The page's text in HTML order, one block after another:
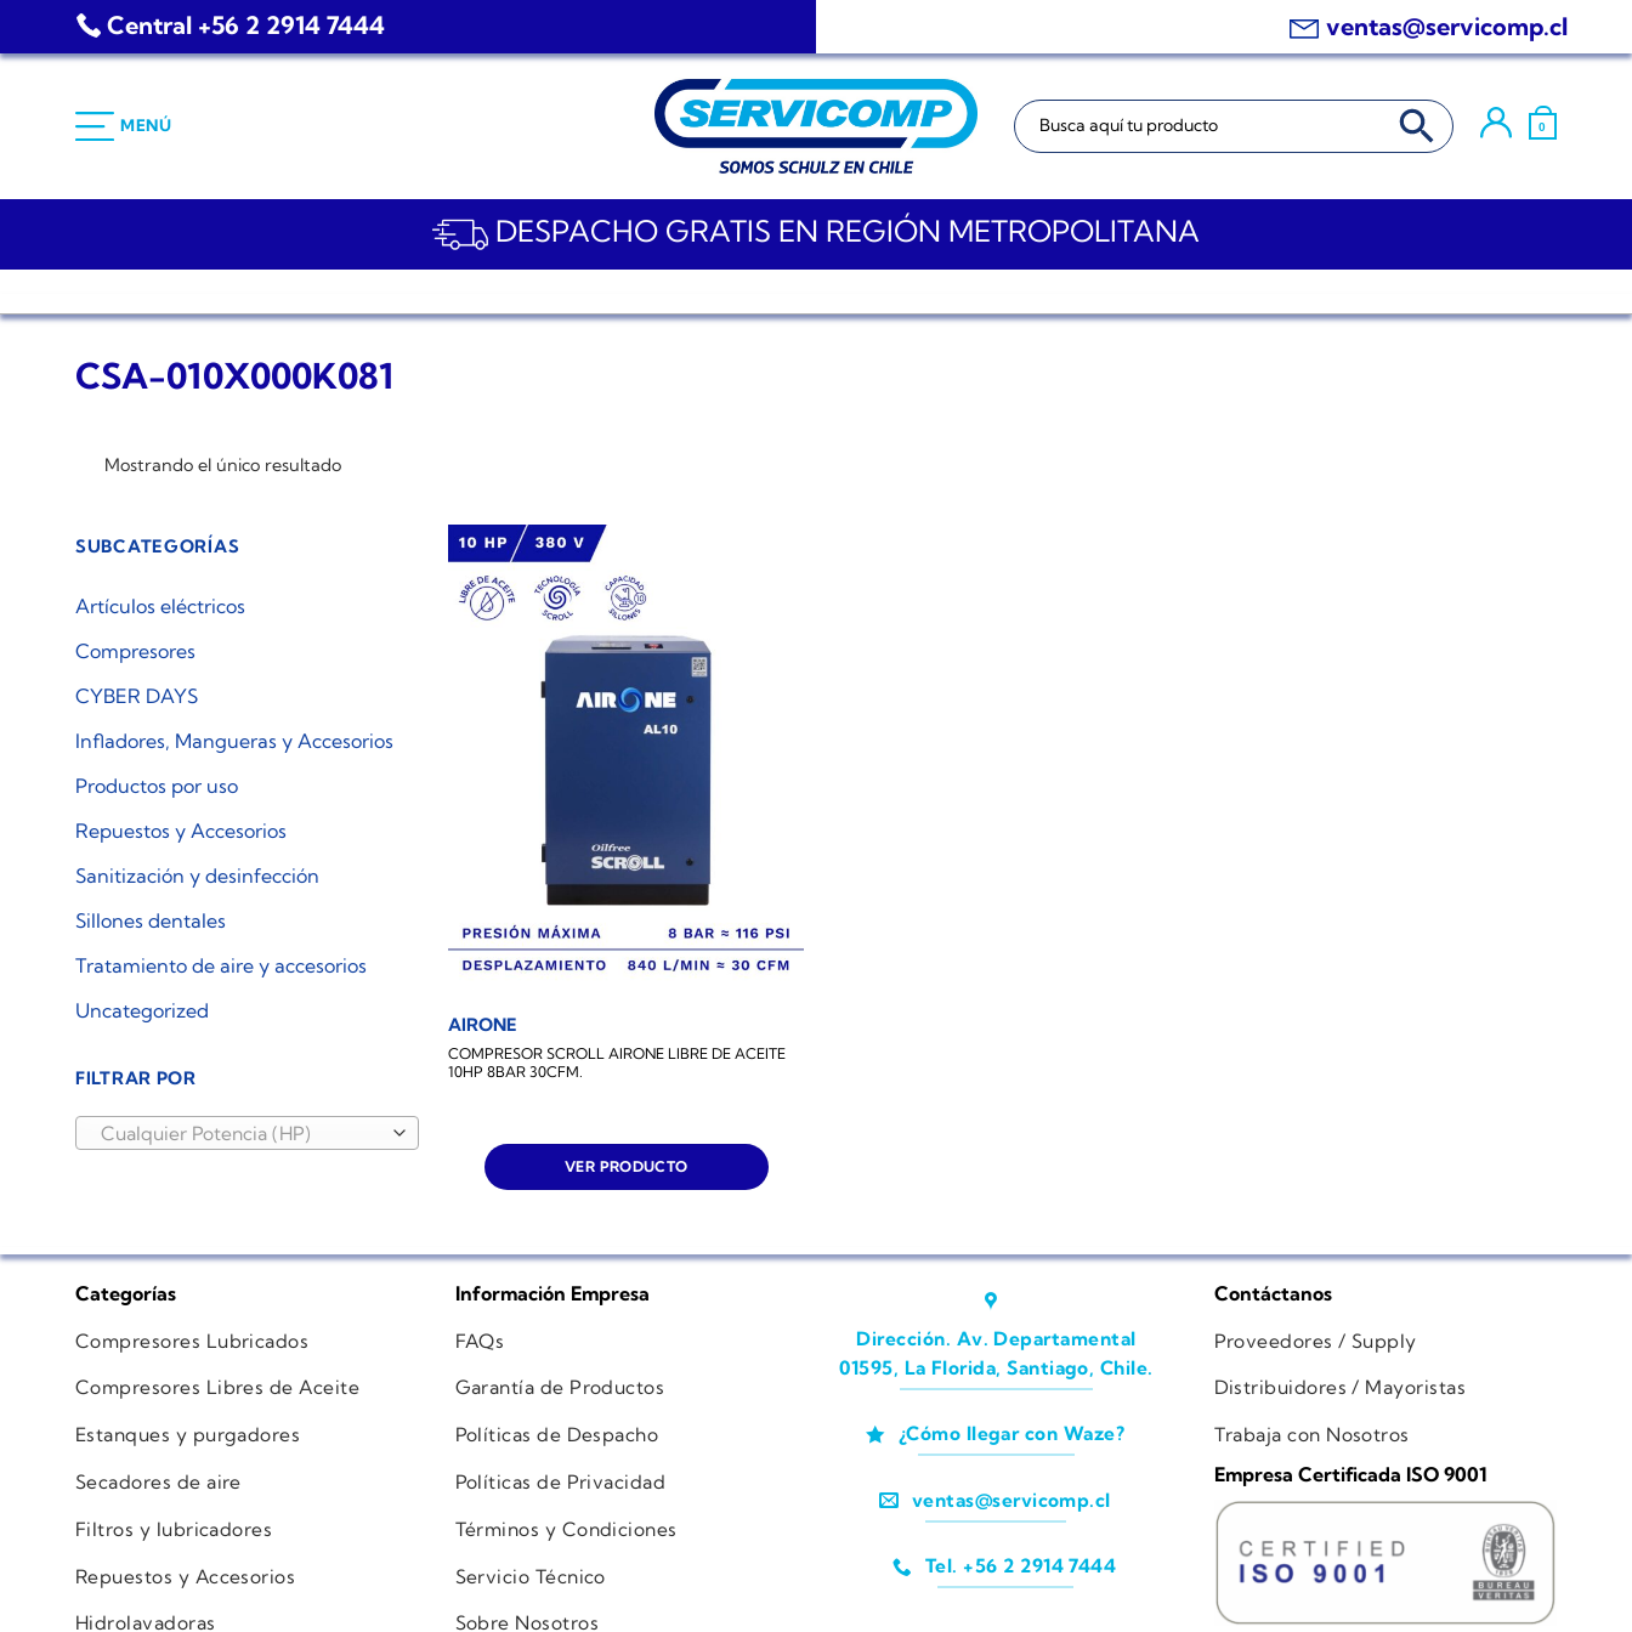
Central +56 2 2914 7444 ventas@servicomp.cl
MENÚ
Buscar: BOTÓN DE BÚSQUEDA
0
DESPACHO GRATIS EN REGIÓN METROPOLITANA
CSA-010X000K081
Mostrando el único resultado
SUBCATEGORÍAS
Artículos eléctricos
Compresores
CYBER DAYS
Infladores, Mangueras y Accesorios
Productos por uso
Repuestos y Accesorios
Sanitización y desinfección
Sillones dentales
Tratamiento de aire y accesorios
Uncategorized
FILTRAR POR
Cualquier Potencia (HP)
AIRONE
COMPRESOR SCROLL AIRONE LIBRE DE ACEITE
10HP 8BAR 30CFM.
VER PRODUCTO
Categorías
Compresores Lubricados
Compresores Libres de Aceite
Estanques y purgadores
Secadores de aire
Filtros y lubricadores
Repuestos y Accesorios
Hidrolavadoras
Información Empresa
FAQs
Garantía de Productos
Políticas de Despacho
Políticas de Privacidad
Términos y Condiciones
Servicio Técnico
Sobre Nosotros
Dirección. Av. Departamental
01595, La Florida, Santiago, Chile.
¿Cómo llegar con Waze?
ventas@servicomp.cl
Tel. +56 2 2914 7444
Contáctanos
Proveedores / Supply
Distribuidores / Mayoristas
Trabaja con Nosotros
Empresa Certificada ISO 9001